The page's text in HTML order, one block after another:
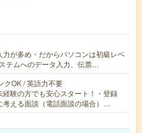
力が多め・だからパソコンは初級レベ
テムへのデータ入力、伝票…
クOK / 英語力不要
経験の方でも安心スタート！・登録
考える面談（電話面談の場合）…